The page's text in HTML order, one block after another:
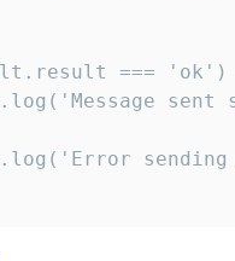
=== 'ok')
sent